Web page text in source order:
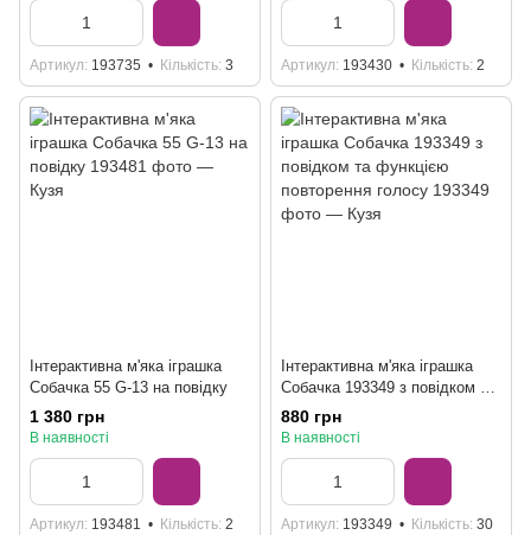
Артикул 193735 Кількість 3 Артикул 193430 Кількість 2
Інтерактивна м'яка іграшка
Собачка 55 G-13 на повідку
1 380 грн
В наявності
Артикул 193481 Кількість 2
Інтерактивна м'яка іграшка
Собачка 193349 з повідком та
функцією повторення голосу
880 грн
В наявності
Артикул 193349 Кількість 30